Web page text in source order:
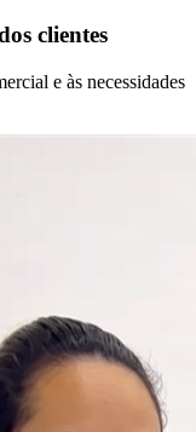
clientes
e às necessidades